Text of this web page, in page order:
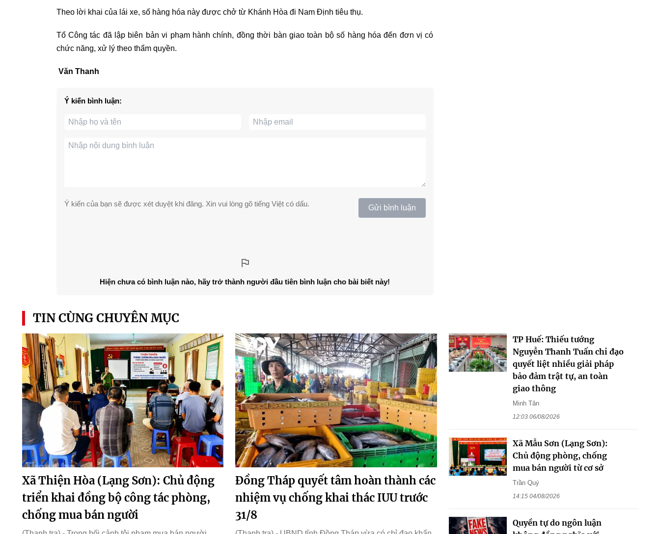
Theo lời khai của lái xe, số hàng hóa này được chở từ Khánh Hòa đi Nam Định tiêu thụ.
Tổ Công tác đã lập biên bản vi phạm hành chính, đồng thời bàn giao toàn bộ số hàng hóa đến đơn vị có
chức năng, xử lý theo thẩm quyền.
Văn Thanh
Ý kiến bình luận:
Ý kiến của bạn sẽ được xét duyệt khi đăng. Xin vui lòng gõ tiếng Việt có dấu. Gửi bình luận
Hiện chưa có bình luận nào, hãy trở thành người đầu tiên bình luận cho bài biết này!
TIN CÙNG CHUYÊN MỤC
Xã Thiện Hòa (Lạng Sơn): Chủ động
triển khai đồng bộ công tác phòng,
chống mua bán người
Đồng Tháp quyết tâm hoàn thành các
nhiệm vụ chống khai thác IUU trước
31/8
TP Huế: Thiếu tướng
Nguyễn Thanh Tuấn chỉ đạo
quyết liệt nhiều giải pháp
bảo đảm trật tự, an toàn
giao thông
Minh Tân
12:03 06/08/2026
Xã Mẫu Sơn (Lạng Sơn):
Chủ động phòng, chống
mua bán người từ cơ sở
Trần Quý
14:15 04/08/2026
Quyền tự do ngôn luận